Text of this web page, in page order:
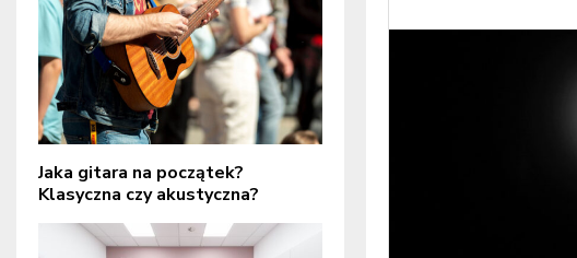
Jaka gitara na początek?
Klasyczna czy akustyczna?